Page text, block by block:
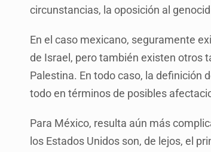
circunstancias, la oposición al
En el caso mexicano, seguramente
de Israel, pero también existen otros
Palestina. En todo caso, la definición
todo en términos de posibles
Para México, resulta aún más
los Estados Unidos son, de lejos, el